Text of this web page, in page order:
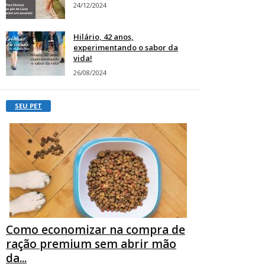
24/12/2024
Hilário, 42 anos,
experimentando o sabor da
vida!
26/08/2024
SEU PET
Como economizar na compra de
ração premium sem abrir mão
da...